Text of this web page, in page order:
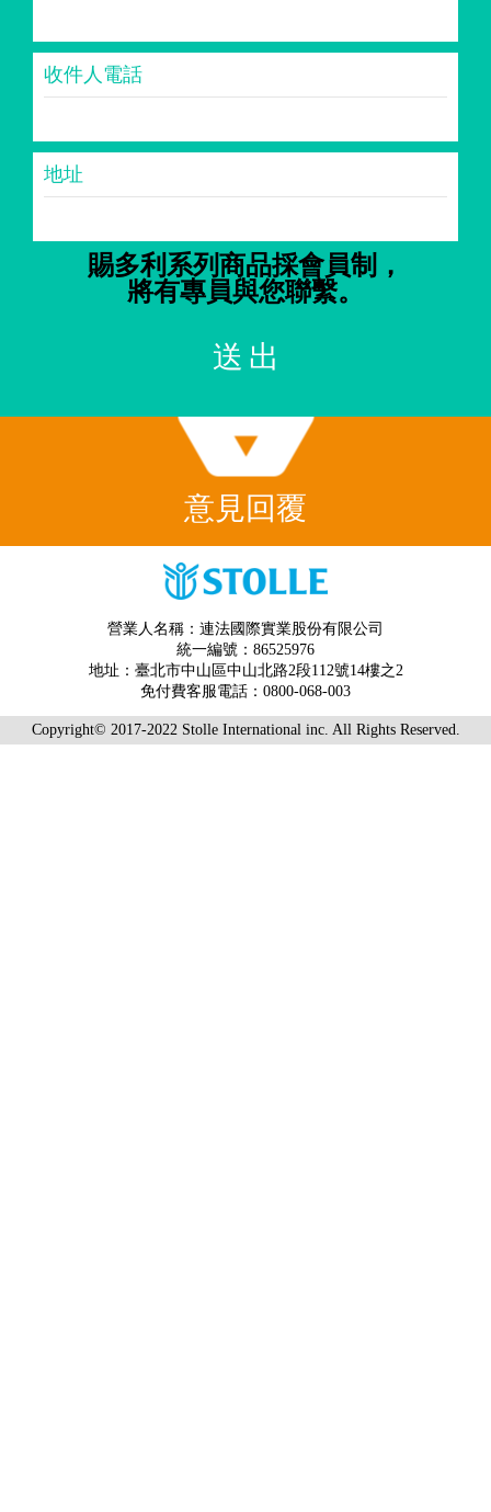
收件人電話
地址
賜多利系列商品採會員制，
將有專員與您聯繫。
送出
意見回覆
營業人名稱：連法國際實業股份有限公司
統一編號：86525976
地址： 臺北市中山區中山北路2段112號14樓之2
免付費客服電話： 0800-068-003
Copyright© 2017-2022 Stolle International inc. All Rights Reserved.